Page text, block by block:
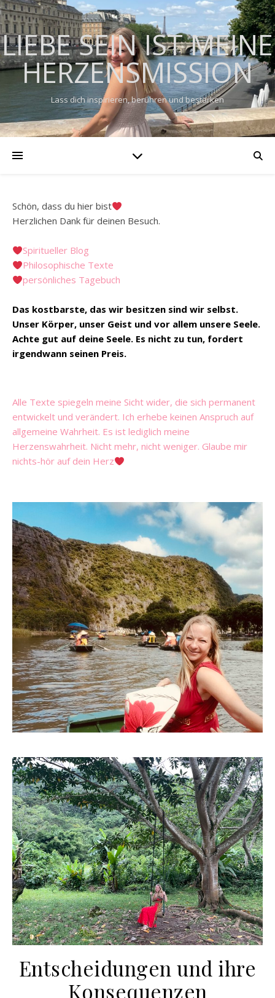
LIEBE SEIN IST MEINE
HERZENSMISSION
Lass dich inspirieren, berühren und bestärken
Schön, dass du hier bist
Herzlichen Dank für deinen Besuch.
Spiritueller Blog
Philosophische Texte
persönliches Tagebuch
Das kostbarste, das wir besitzen sind wir selbst.
Unser Körper, unser Geist und vor allem unsere Seele.
Achte gut auf deine Seele. Es nicht zu tun, fordert
irgendwann seinen Preis.
Alle Texte spiegeln meine Sicht wider, die sich permanent
entwickelt und verändert. Ich erhebe keinen Anspruch auf
allgemeine Wahrheit. Es ist lediglich meine
Herzenswahrheit. Nicht mehr, nicht weniger. Glaube mir
nichts-hör auf dein Herz
Entscheidungen und ihre
Konsequenzen